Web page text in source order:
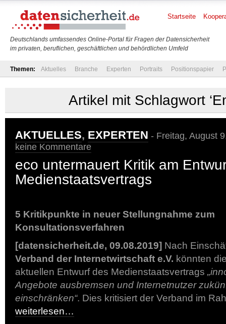
Deutschlands umfassendes Online-Portal für Fragen der Datensicherheit
im privaten, beruflichen, geschäftlichen und behördlichen Umfeld
Startseite
Themen: Aktuelles Branche Experten Portraits Positionspapier
Artikel mit Schlagwort
AKTUELLES, EXPERTEN - Freitag, August
keine Kommentare
eco untermauert Kritik am
Medienstaatsvertrags
5 Kritikpunkte in neuer Stellungnahme zum
Konsultationsverfahren
[datensicherheit.de, 09.08.2019] Nach
Verband der Internetwirtschaft e.V. könnten
aktuellen Entwurf des Medienstaatsvertrags
Angebote ausbremsen und Internetnutzer
einschränken“. Dies kritisiert der Verband im
weiterlesen…